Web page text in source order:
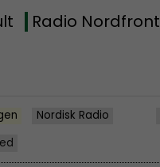
Radio Nordfront
Nordisk Radio